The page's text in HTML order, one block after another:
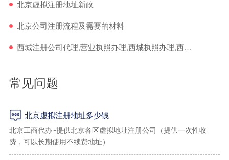
北京虚拟注册地址新政
北京公司注册流程及需要的材料
西城注册公司代理,营业执照办理,西城执照办理,西城工商注册代理
常见问题
北京虚拟注册地址多少钱
北京工商代办~提供北京各区虚拟地址注册公司（提供一次性收
费，可以长期使用不续费地址）